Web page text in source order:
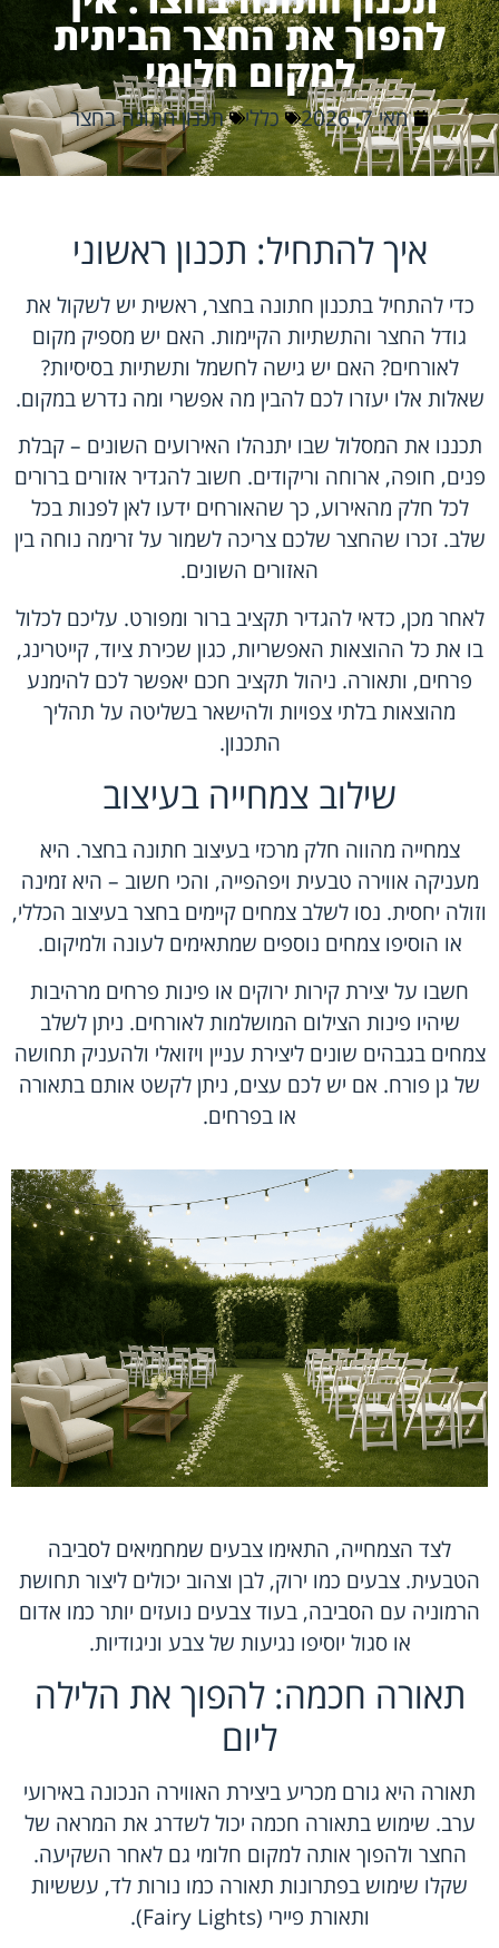
להפוך את החצר הביתית
למקום חלומי
מאי 7, 2026 כללי תכנון חתונה בחצר
איך להתחיל: תכנון ראשוני
כדי להתחיל בתכנון חתונה בחצר, ראשית יש לשקול את
גודל החצר והתשתיות הקיימות. האם יש מספיק מקום
לאורחים? האם יש גישה לחשמל ותשתיות בסיסיות?
שאלות אלו יעזרו לכם להבין מה אפשרי ומה נדרש במקום.
תכננו את המסלול שבו יתנהלו האירועים השונים – קבלת
פנים, חופה, ארוחה וריקודים. חשוב להגדיר אזורים ברורים
לכל חלק מהאירוע, כך שהאורחים ידעו לאן לפנות בכל
שלב. זכרו שהחצר שלכם צריכה לשמור על זרימה נוחה בין
האזורים השונים.
לאחר מכן, כדאי להגדיר תקציב ברור ומפורט. עליכם לכלול
בו את כל ההוצאות האפשריות, כגון שכירת ציוד, קייטרינג,
פרחים, ותאורה. ניהול תקציב חכם יאפשר לכם להימנע
מהוצאות בלתי צפויות ולהישאר בשליטה על תהליך
התכנון.
שילוב צמחייה בעיצוב
צמחייה מהווה חלק מרכזי בעיצוב חתונה בחצר. היא
מעניקה אווירה טבעית ויפהפייה, והכי חשוב – היא זמינה
וזולה יחסית. נסו לשלב צמחים קיימים בחצר בעיצוב הכללי,
או הוסיפו צמחים נוספים שמתאימים לעונה ולמיקום.
חשבו על יצירת קירות ירוקים או פינות פרחים מרהיבות
שיהיו פינות הצילום המושלמות לאורחים. ניתן לשלב
צמחים בגבהים שונים ליצירת עניין ויזואלי ולהעניק תחושה
של גן פורח. אם יש לכם עצים, ניתן לקשט אותם בתאורה
או בפרחים.
לצד הצמחייה, התאימו צבעים שמחמיאים לסביבה
הטבעית. צבעים כמו ירוק, לבן וצהוב יכולים ליצור תחושת
הרמוניה עם הסביבה, בעוד צבעים נועזים יותר כמו אדום
או סגול יוסיפו נגיעות של צבע וניגודיות.
תאורה חכמה: להפוך את הלילה
ליום
תאורה היא גורם מכריע ביצירת האווירה הנכונה באירועי
ערב. שימוש בתאורה חכמה יכול לשדרג את המראה של
החצר ולהפוך אותה למקום חלומי גם לאחר השקיעה.
שקלו שימוש בפתרונות תאורה כמו נורות לד, עששיות
ותאורת פיירי (Fairy Lights).